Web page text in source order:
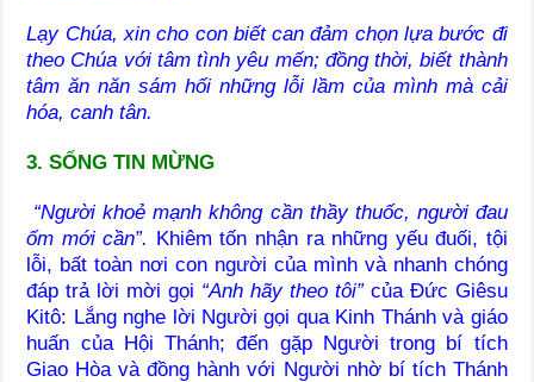
Lạy Chúa, xin cho con biết can đảm chọn lựa bước đi
theo Chúa với tâm tình yêu mến; đồng thời, biết thành
tâm ăn năn sám hối những lỗi lầm của mình mà cải
hóa, canh tân.
3. SỐNG TIN MỪNG
“Người khoẻ mạnh không cần thầy thuốc, người đau
ốm mới cần”. Khiêm tốn nhận ra những yếu đuối, tội
lỗi, bất toàn nơi con người của mình và nhanh chóng
đáp trả lời mời gọi “Anh hãy theo tôi”của Đức Giêsu
Kitô: Lắng nghe lời Người gọi qua Kinh Thánh và giáo
huấn của Hội Thánh; đến gặp Người trong bí tích
Giao Hòa và đồng hành với Người nhờ bí tích Thánh